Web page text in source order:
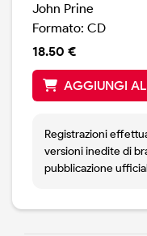
John Prine
Formato: CD
18.50 €
AGGIUNGI
Registrazioni
versioni inedite di
pubblicazione